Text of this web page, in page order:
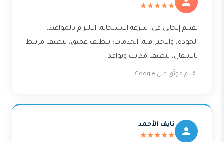
★★★★★
تقييم إيجابي في: سرعة الاستجابة، الالتزام بالمواعيد،
الجودة، والاحترافية. الخدمات: تنظيف عميق، تنظيف مرتبط
بالانتقال، تنظيف مكاتب ونوافذ.
تقييم موثّق على Google
نايف الأحمد
★★★★★